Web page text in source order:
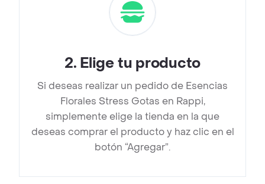
2. Elige tu producto
Si deseas realizar un pedido de Esencias
Florales Stress Gotas en Rappi,
simplemente elige la tienda en la que
deseas comprar el producto y haz clic en el
botón “Agregar”.